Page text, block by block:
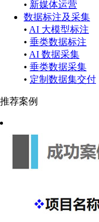
• 新媒体运营
数据标注及采集
• AI 大模型标注
• 垂类数据标注
• AI 数据采集
• 垂类数据采集
• 定制数据集交付
推荐案例